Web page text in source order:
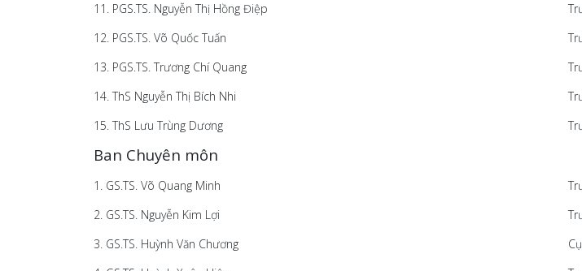
11. PGS.TS. Nguyễn Thị Hồng Điệp
12. PGS.TS. Võ Quốc Tuấn
13. PGS.TS. Trương Chí Quang
14. ThS Nguyễn Thị Bích Nhi
15. ThS Lưu Trùng Dương
Ban Chuyên môn
1. GS.TS. Võ Quang Minh
2. GS.TS. Nguyễn Kim Lợi
3. GS.TS. Huỳnh Văn Chương